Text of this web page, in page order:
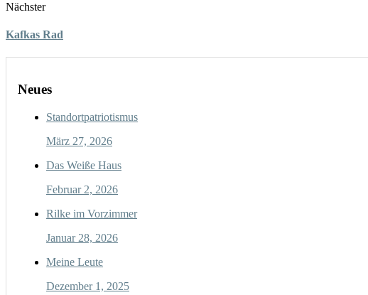
Nächster
Kafkas Rad
Neues
Standortpatriotismus
März 27, 2026
Das Weiße Haus
Februar 2, 2026
Rilke im Vorzimmer
Januar 28, 2026
Meine Leute
Dezember 1, 2025